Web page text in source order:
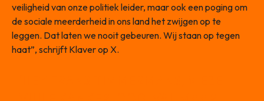
veiligheid van onze politiek leider, maar ook een poging om
de sociale meerderheid in ons land het zwijgen op te
leggen. Dat laten we nooit gebeuren. Wij staan op tegen
haat”, schrijft Klaver op X.